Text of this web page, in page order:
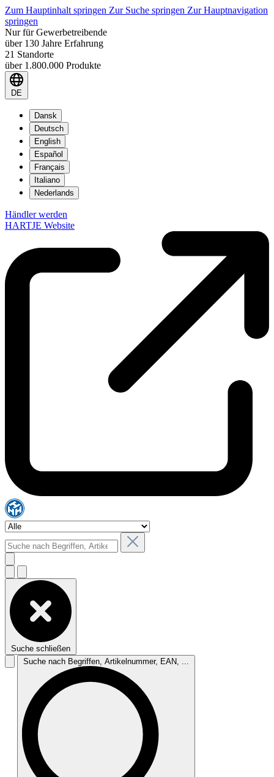
Zum Hauptinhalt springen Zur Suche springen Zur Hauptnavigation
springen
Nur für Gewerbetreibende
über 130 Jahre Erfahrung
21 Standorte
über 1.800.000 Produkte
DE
Dansk
Deutsch
English
Español
Français
Italiano
Nederlands
Händler werden
HARTJE Website
Suche schließen
Suche nach Begriffen, Artikelnummer, EAN, ...